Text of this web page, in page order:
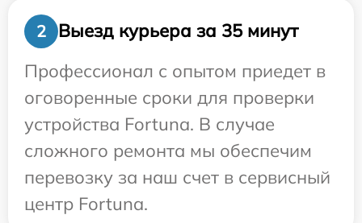
2
Выезд курьера за 35 минут
Профессионал с опытом приедет в
оговоренные сроки для проверки
устройства Fortuna. В случае
сложного ремонта мы обеспечим
перевозку за наш счет в сервисный
центр Fortuna.